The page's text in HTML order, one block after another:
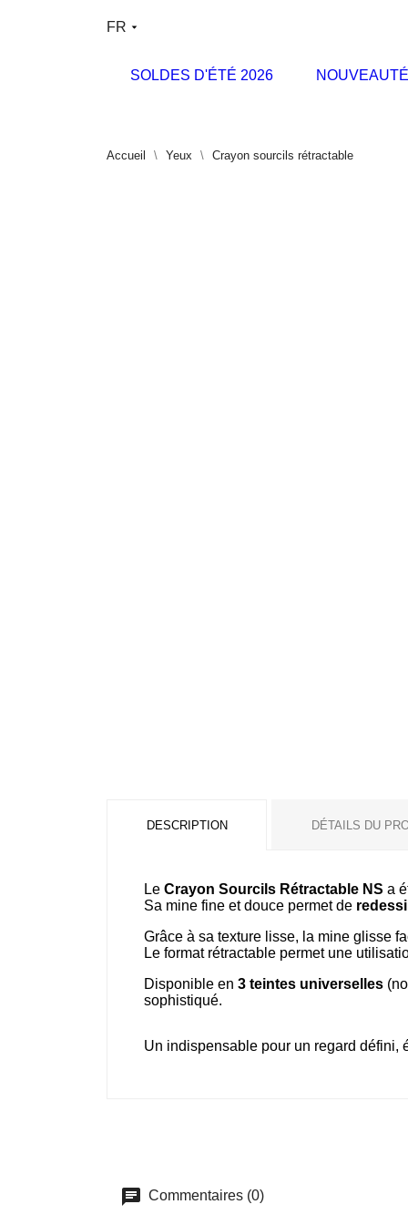
FR
SOLDES D'ÉTÉ 2026
Accueil Yeux Crayon sourcils rétractable
DESCRIPTION DÉTAILS DU
Le Crayon Sourcils Rétractable NS a
Sa mine fine et douce permet de
Grâce à sa texture lisse, la mine glisse
Le format rétractable permet une
Disponible en 3 teintes universelles
sophistiqué.
Un indispensable pour un regard défini,
Commentaires (0)